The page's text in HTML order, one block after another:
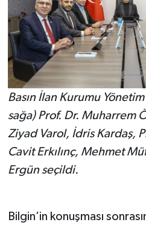
Basın İlan Kurumu
sağa) Prof. Dr. Muharrem
Ziyad Varol, İdris Kardaş,
Cavit Erkılınç, Mehmet
Ergün seçildi.
Bilgin’in konuşması